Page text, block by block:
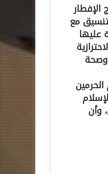
الإفطار
مع
عليها
وصحة
وأن